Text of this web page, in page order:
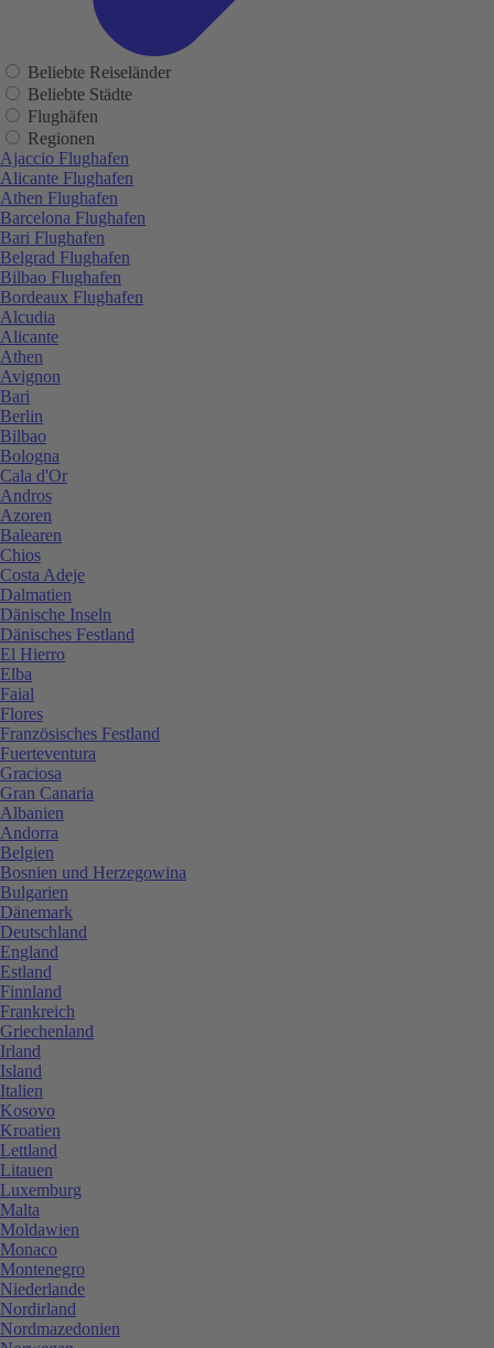
Beliebte Reiseländer
Beliebte Städte
Flughäfen
Regionen
Ajaccio Flughafen
Alicante Flughafen
Athen Flughafen
Barcelona Flughafen
Bari Flughafen
Belgrad Flughafen
Bilbao Flughafen
Bordeaux Flughafen
Alcudia
Alicante
Athen
Avignon
Bari
Berlin
Bilbao
Bologna
Cala d'Or
Andros
Azoren
Balearen
Chios
Costa Adeje
Dalmatien
Dänische Inseln
Dänisches Festland
El Hierro
Elba
Faial
Flores
Französisches Festland
Fuerteventura
Graciosa
Gran Canaria
Albanien
Andorra
Belgien
Bosnien und Herzegowina
Bulgarien
Dänemark
Deutschland
England
Estland
Finnland
Frankreich
Griechenland
Irland
Island
Italien
Kosovo
Kroatien
Lettland
Litauen
Luxemburg
Malta
Moldawien
Monaco
Montenegro
Niederlande
Nordirland
Nordmazedonien